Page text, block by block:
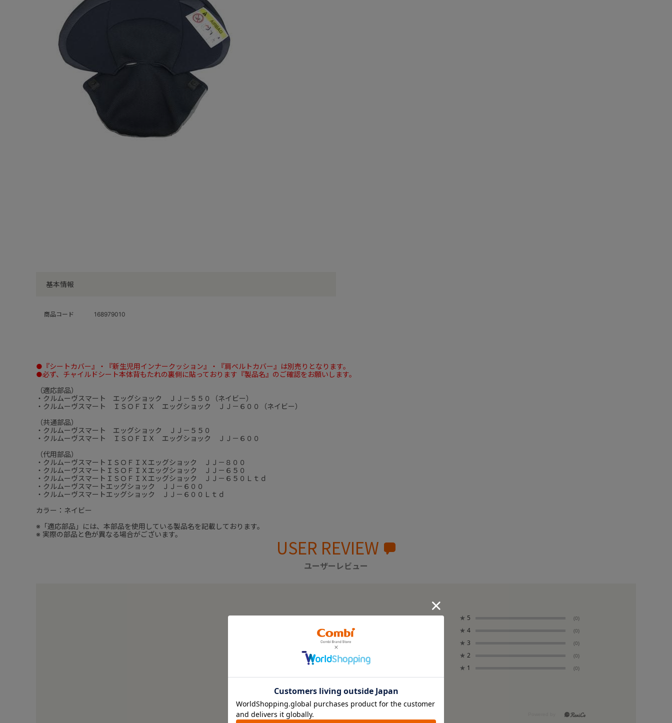
基本情報
商品コード 168979010
●『シートカバー』・『新生児用インナークッション』・『肩ベルトカバー』は別売りとなります。
●必ず、チャイルドシート本体背もたれの裏側に貼っております『製品名』のご確認をお願いします。
（適応部品）
・クルムーヴスマート エッグショック ＪＪ－５５０（ネイビー）
・クルムーヴスマート ＩＳＯＦＩＸ エッグショック ＪＪ－６００（ネイビー）
（共通部品）
・クルムーヴスマート エッグショック ＪＪ－５５０
・クルムーヴスマート ＩＳＯＦＩＸ エッグショック ＪＪ－６００
（代用部品）
・クルムーヴスマートＩＳＯＦＩＸエッグショック ＪＪ－８００
・クルムーヴスマートＩＳＯＦＩＸエッグショック ＪＪ－６５０
・クルムーヴスマートＩＳＯＦＩＸエッグショック ＪＪ－６５０Ｌｔｄ
・クルムーヴスマートエッグショック ＪＪ－６００
・クルムーヴスマートエッグショック ＪＪ－６００Ｌｔｄ
カラー：ネイビー
※「適応部品」には、本部品を使用している製品名を記載しております。
※ 実際の部品と色が異なる場合がございます。
USER REVIEW
ユーザーレビュー
★ 5 (0)
★ 4 (0)
★ 3 (0)
★ 2 (0)
★ 1 (0)